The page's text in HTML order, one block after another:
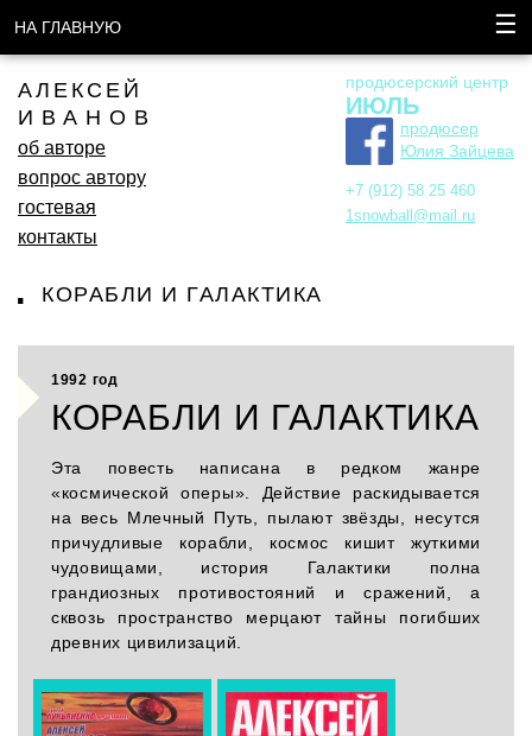
НА ГЛАВНУЮ ☰
АЛЕКСЕЙ
ИВАНОВ
об авторе
вопрос автору
гостевая
контакты
продюсерский центр
ИЮЛЬ
продюсер
Юлия Зайцева
+7 (912) 58 25 460
1snowball@mail.ru
КОРАБЛИ И ГАЛАКТИКА
1992 год
КОРАБЛИ И ГАЛАКТИКА
Эта повесть написана в редком жанре
«космической оперы». Действие раскидывается
на весь Млечный Путь, пылают звёзды, несутся
причудливые корабли, космос кишит жуткими
чудовищами, история Галактики полна
грандиозных противостояний и сражений, а
сквозь пространство мерцают тайны погибших
древних цивилизаций.